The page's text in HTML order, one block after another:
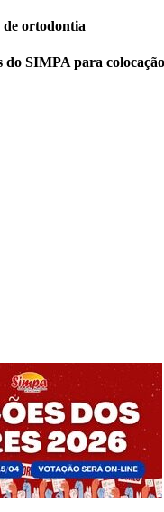
ortodontia
do SIMPA para